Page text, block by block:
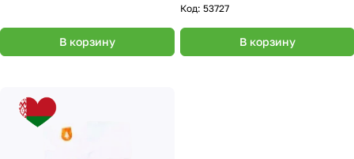
В корзину
Код: 53727
В корзину